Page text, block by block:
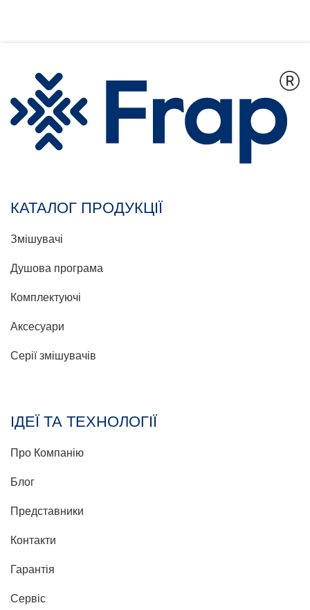
КАТАЛОГ ПРОДУКЦІЇ
Змішувачі
Душова програма
Комплектуючі
Аксесуари
Серії змішувачів
ІДЕЇ ТА ТЕХНОЛОГІЇ
Про Компанію
Блог
Представники
Контакти
Гарантія
Сервіс